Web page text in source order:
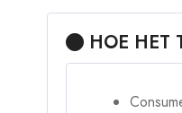
HOE HET